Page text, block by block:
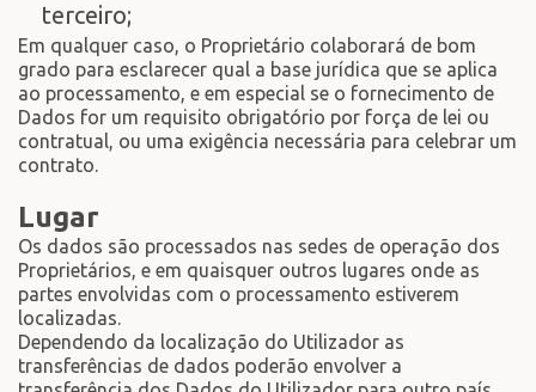
terceiro;
Em qualquer caso, o Proprietário colaborará de bom
grado para esclarecer qual a base jurídica que se aplica
ao processamento, e em especial se o fornecimento de
Dados for um requisito obrigatório por força de lei ou
contratual, ou uma exigência necessária para celebrar um
contrato.
Lugar
Os dados são processados nas sedes de operação dos
Proprietários, e em quaisquer outros lugares onde as
partes envolvidas com o processamento estiverem
localizadas.
Dependendo da localização do Utilizador as
transferências de dados poderão envolver a